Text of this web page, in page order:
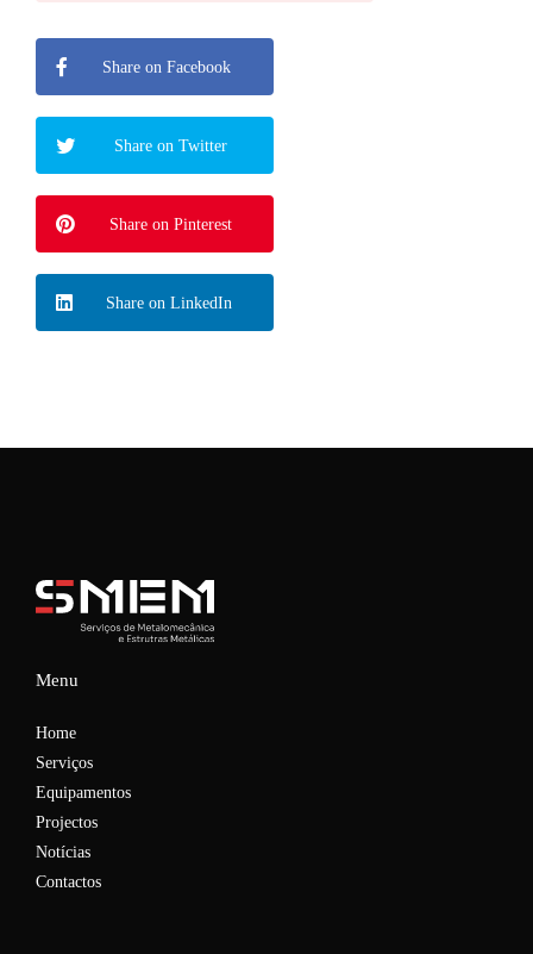
Share on Facebook
Share on Twitter
Share on Pinterest
Share on LinkedIn
Menu
Home
Serviços
Equipamentos
Projectos
Notícias
Contactos